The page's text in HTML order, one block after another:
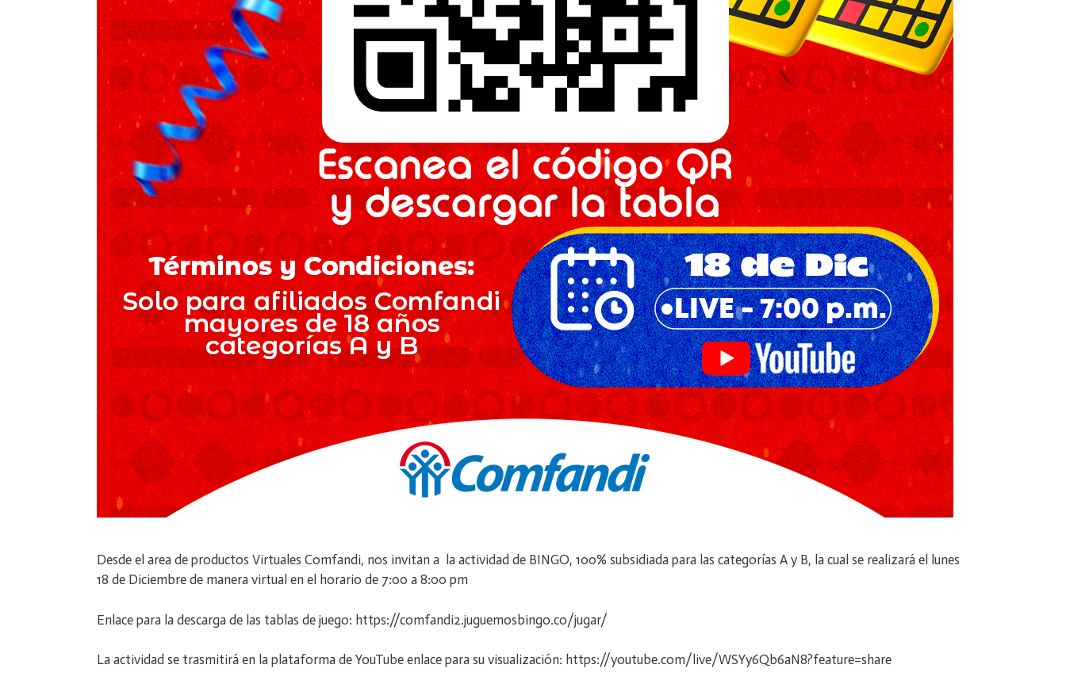
Desde el area de productos Virtuales Comfandi, nos invitan a la actividad de BINGO, 100% subsidiada para las categorías A y B, la cual se realizará el lunes
18 de Diciembre de manera virtual en el horario de 7:00 a 8:00 pm
Enlace para la descarga de las tablas de juego: https://comfandi2.juguemosbingo.co/jugar/
La actividad se trasmitirá en la plataforma de YouTube enlace para su visualización: https://youtube.com/live/WSYy6Qb6aN8?feature=share